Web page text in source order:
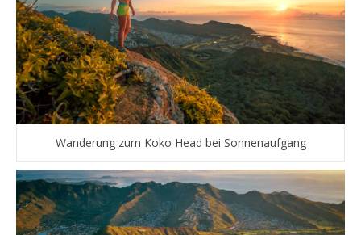
Wanderung zum Koko Head bei Sonnenaufgang